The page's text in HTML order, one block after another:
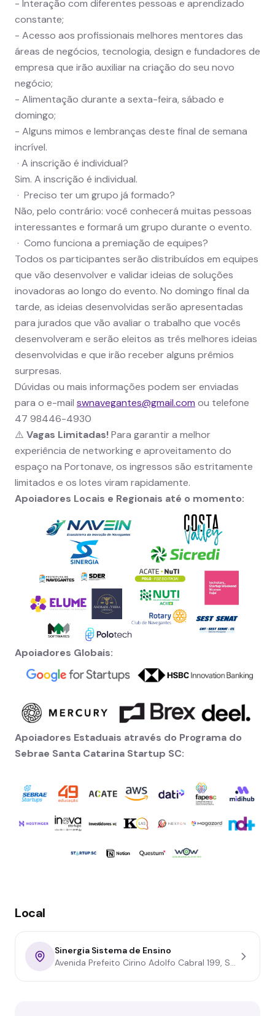
- Interação com diferentes pessoas e aprendizado
constante;
- Acesso aos profissionais melhores mentores das
áreas de negócios, tecnologia, design e fundadores de
empresa que irão auxiliar na criação do seu novo
negócio;
- Alimentação durante a sexta-feira, sábado e
domingo;
- Alguns mimos e lembranças deste final de semana
incrível.
· A inscrição é individual?
Sim. A inscrição é individual.
· Preciso ter um grupo já formado?
Não, pelo contrário: você conhecerá muitas pessoas
interessantes e formará um grupo durante o evento.
· Como funciona a premiação de equipes?
Todos os participantes serão distribuídos em equipes
que vão desenvolver e validar ideias de soluções
inovadoras ao longo do evento. No domingo final da
tarde, as ideias desenvolvidas serão apresentadas
para jurados que vão avaliar o trabalho que vocês
desenvolveram e serão eleitos as três melhores ideias
desenvolvidas e que irão receber alguns prêmios
surpresas.
Dúvidas ou mais informações podem ser enviadas
para o e-mail swnavegantes@gmail.com ou telefone
47 98446-4930
⚠️ Vagas Limitadas!Para garantir a melhor
experiência de networking e aproveitamento do
espaço na Portonave, os ingressos são estritamente
limitados e os lotes viram rapidamente.
Apoiadores Locais e Regionais até o momento:
Apoiadores Globais:
Apoiadores Estaduais através do Programa do
Sebrae Santa Catarina Startup SC:
Local
Sinergia Sistema de Ensino
Avenida Prefeito Cirino Adolfo Cabral 199, São Pedro, Navegantes - SC